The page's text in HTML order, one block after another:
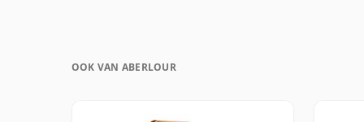
OOK VAN ABERLOUR